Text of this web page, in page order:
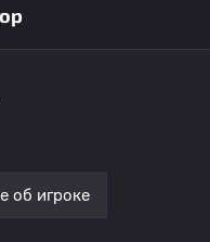
об игроке